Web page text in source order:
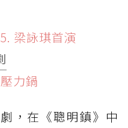
梁詠琪首演
力鍋
，在《聰明鎮》中